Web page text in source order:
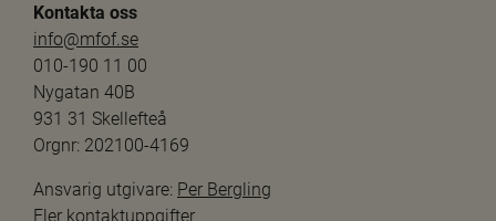
Kontakta oss
info@mfof.se
010-190 11 00
Nygatan 40B
931 31 Skellefteå
Orgnr: 202100-4169
Ansvarig utgivare: Per Bergling
Fler kontaktuppgifter